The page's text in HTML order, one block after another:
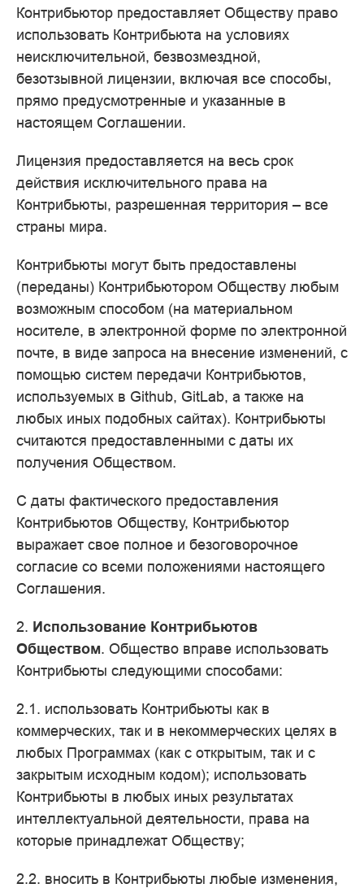
Контрибьютор предоставляет Обществу право
использовать Контрибьюта на условиях
неисключительной, безвозмездной,
безотзывной лицензии, включая все способы,
прямо предусмотренные и указанные в
настоящем Соглашении.
Лицензия предоставляется на весь срок
действия исключительного права на
Контрибьюты, разрешенная территория – все
страны мира.
Контрибьюты могут быть предоставлены
(переданы) Контрибьютором Обществу любым
возможным способом (на материальном
носителе, в электронной форме по электронной
почте, в виде запроса на внесение изменений, с
помощью систем передачи Контрибьютов,
используемых в Github, GitLab, а также на
любых иных подобных сайтах). Контрибьюты
считаются предоставленными с даты их
получения Обществом.
С даты фактического предоставления
Контрибьютов Обществу, Контрибьютор
выражает свое полное и безоговорочное
согласие со всеми положениями настоящего
Соглашения.
2. Использование Контрибьютов
Обществом. Общество вправе использовать
Контрибьюты следующими способами:
2.1. использовать Контрибьюты как в
коммерческих, так и в некоммерческих целях в
любых Программах (как с открытым, так и с
закрытым исходным кодом); использовать
Контрибьюты в любых иных результатах
интеллектуальной деятельности, права на
которые принадлежат Обществу;
2.2. вносить в Контрибьюты любые изменения,